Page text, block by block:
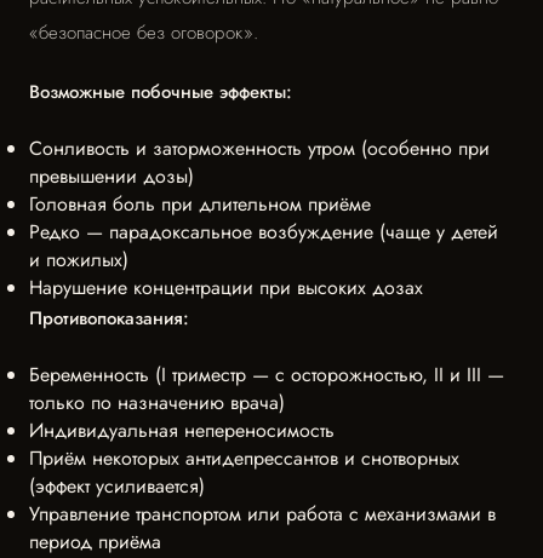
«безопасное без оговорок».
Возможные побочные эффекты:
Сонливость и заторможенность утром (особенно при
превышении дозы)
Головная боль при длительном приёме
Редко — парадоксальное возбуждение (чаще у детей
и пожилых)
Нарушение концентрации при высоких дозах
Противопоказания:
Беременность (I триместр — с осторожностью, II и III —
только по назначению врача)
Индивидуальная непереносимость
Приём некоторых антидепрессантов и снотворных
(эффект усиливается)
Управление транспортом или работа с механизмами в
период приёма